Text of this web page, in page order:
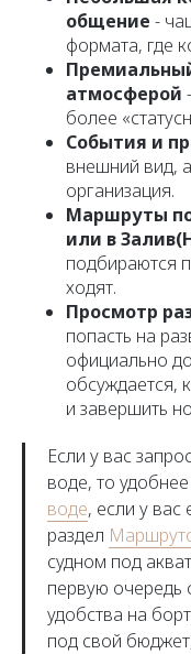
общение -
формата, где
атмосферой
более
События и
внешний вид,
организация.
Маршруты
или в
подбираются
ходят.
Просмотр
попасть на
официально
обсуждается,
и завершить
Если у вас
воде, то
воде, если у вас
раздел
судном под
первую очередь
удобства на
под свой